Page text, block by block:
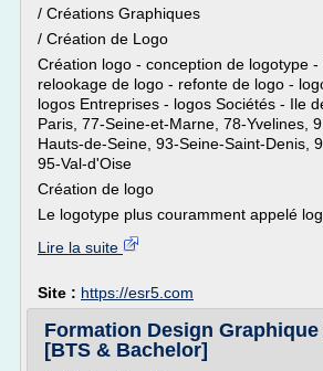
/ Créations Graphiques
/ Création de Logo
Création logo - conception de logotype -
relookage de logo - refonte de logo -
logos Entreprises - logos Sociétés - Ile
Paris, 77-Seine-et-Marne, 78-Yvelines,
Hauts-de-Seine, 93-Seine-Saint-Denis,
95-Val-d'Oise
Création de logo
Le logotype plus couramment appelé
Lire la suite
Site : https://esr5.com
Formation Design
[BTS & Bachelor]